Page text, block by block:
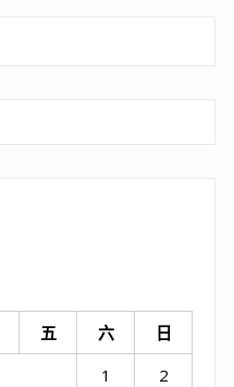
五 六
日
1
2